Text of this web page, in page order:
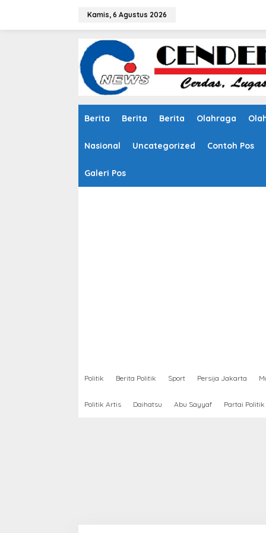
Kamis, 6 Agustus 2026
Berita Berita Berita Olahraga
Nasional Uncategorized Contoh Pos
Galeri Pos
Politik Berita Politik Sport Persija Jakarta
Politik Artis Daihatsu Abu Sayyaf Partai Politik